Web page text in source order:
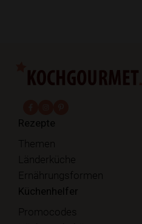
Rezepte
Themen
Länderküche
Ernährungsformen
Küchenhelfer
Promocodes